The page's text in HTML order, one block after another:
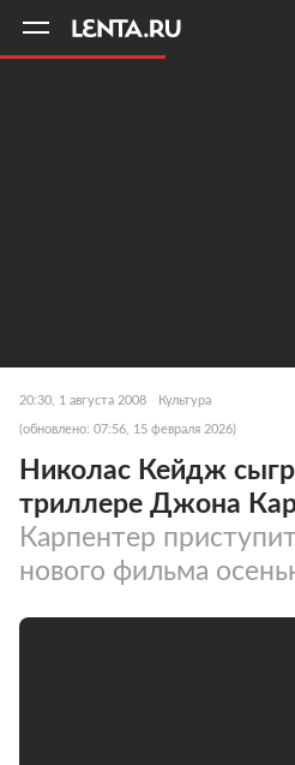
20:30, 1 августа 2008 Культура
(обновлено: 07:56, 15 февраля 2026)
Николас Кейдж
триллере Джона
Карпентер
нового фильма